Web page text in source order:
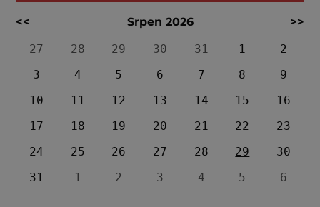
<< Srpen 2026
>>
27
28 29 30 31 1
2
3
4 5 6 7 8
9
10
11 12 13 14 15
16
17
18 19 20 21 22
23
24
25 26 27 28 29
30
31
1 2 3 4 5 6